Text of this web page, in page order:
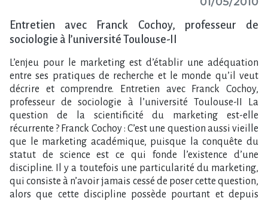
Entretien avec Franck Cochoy, professeur de
sociologie à l’université Toulouse-II
L’enjeu pour le marketing est d’établir une adéquation
entre ses pratiques de recherche et le monde qu’il veut
décrire et comprendre. Entretien avec Franck Cochoy,
professeur de sociologie à l’université Toulouse-II La
question de la scientificité du marketing est-elle
récurrente ? Franck Cochoy : C’est une question aussi vieille
que le marketing académique, puisque la conquête du
statut de science est ce qui fonde l’existence d’une
discipline. Il y a toutefois une particularité du marketing,
qui consiste à n’avoir jamais cessé de poser cette question,
alors que cette discipline possède pourtant et depuis